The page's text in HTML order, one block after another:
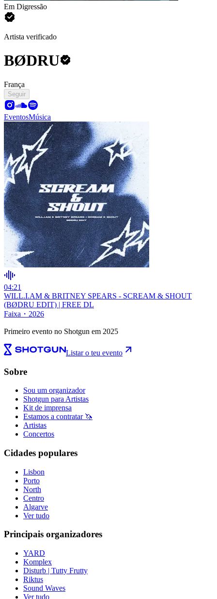
Em Digressão
Artista verificado
BØDRU
França
Seguir
EventosMúsica
04:21
WILL.I.AM & BRITNEY SPEARS - SCREAM & SHOUT
(BØDRU EDIT) | FREE DL
Faixa ・ 2026
Primeiro evento no Shotgun em 2025
Listar o teu evento
Sobre
Sou um organizador
Shotgun para Artistas
Kit de imprensa
Estamos a contratar 🦄
Artistas
Concertos
Cidades populares
Lisbon
Porto
North
Centro
Algarve
Ver tudo
Principais organizadores
YARD
Komplex
Disturb | Tutty Frutty
Riktus
Sound Waves
Ver tudo